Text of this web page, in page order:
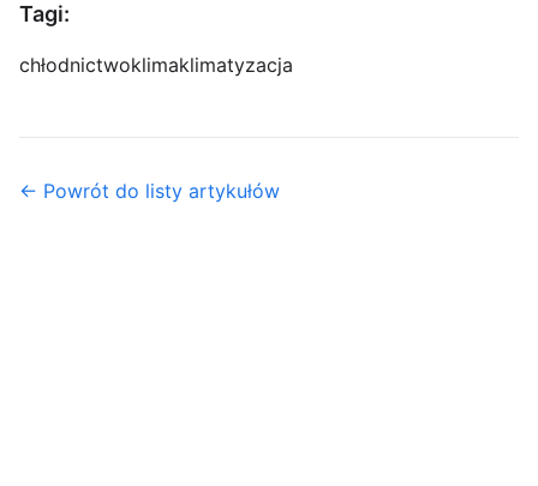
Tagi:
chłodnictwoklimaklimatyzacja
← Powrót do listy artykułów